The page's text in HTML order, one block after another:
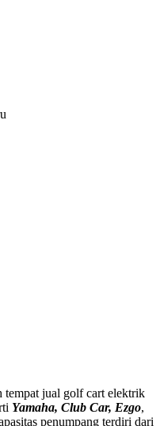
jual golf cart elektrik
Yamaha, Club Car, Ezgo,
penumpang terdiri dari